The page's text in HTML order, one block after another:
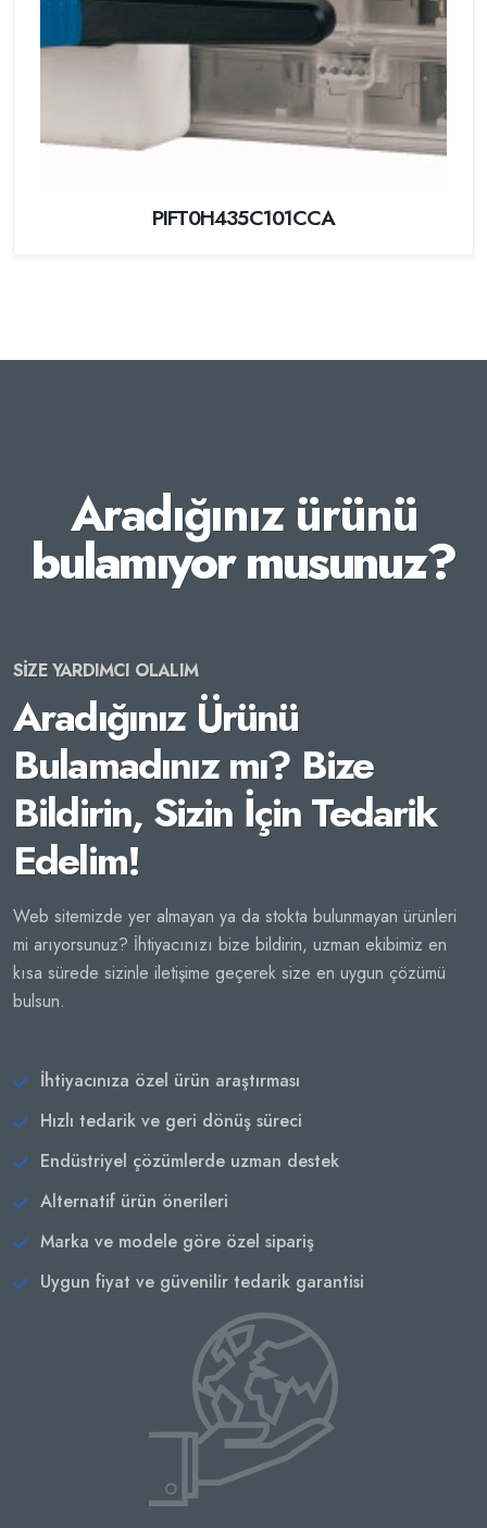
PIFT0H435C101CCA
Aradığınız ürünü
bulamıyor musunuz?
SİZE YARDIMCI OLALIM
Aradığınız Ürünü
Bulamadınız mı? Bize
Bildirin, Sizin İçin Tedarik
Edelim!
Web sitemizde yer almayan ya da stokta bulunmayan ürünleri
mi arıyorsunuz? İhtiyacınızı bize bildirin, uzman ekibimiz en
kısa sürede sizinle iletişime geçerek size en uygun çözümü
bulsun.
İhtiyacınıza özel ürün araştırması
Hızlı tedarik ve geri dönüş süreci
Endüstriyel çözümlerde uzman destek
Alternatif ürün önerileri
Marka ve modele göre özel sipariş
Uygun fiyat ve güvenilir tedarik garantisi